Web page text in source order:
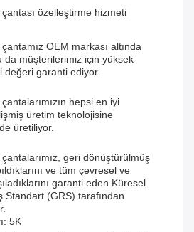
özelleştirme hizmeti
OEM markası altında
da müşterilerimiz için yüksek
değeri garanti ediyor.
hepsi en iyi
üretim teknolojisine
üretiliyor.
geri dönüştürülmüş
ve tüm çevresel ve
garanti eden Küresel
Standart (GRS) tarafından
5K